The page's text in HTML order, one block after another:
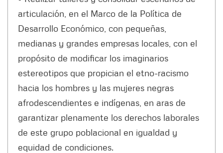
articulación, en el Marco de la Política de
Desarrollo Económico, con pequeñas,
medianas y grandes empresas locales, con el
propósito de modificar los imaginarios
estereotipos que propician el etno-racismo
hacia los hombres y las mujeres negras
afrodescendientes e indígenas, en aras de
garantizar plenamente los derechos laborales
de este grupo poblacional en igualdad y
equidad de condiciones.